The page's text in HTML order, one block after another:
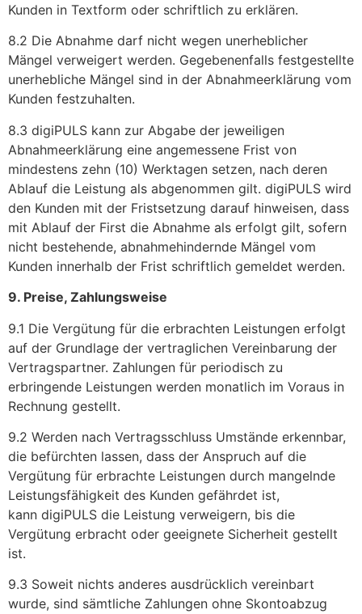
Kunden in Textform oder schriftlich zu erklären.
8.2 Die Abnahme darf nicht wegen unerheblicher
Mängel verweigert werden. Gegebenenfalls festgestellte
unerhebliche Mängel sind in der Abnahmeerklärung vom
Kunden festzuhalten.
8.3 digiPULS kann zur Abgabe der jeweiligen
Abnahmeerklärung eine angemessene Frist von
mindestens zehn (10) Werktagen setzen, nach deren
Ablauf die Leistung als abgenommen gilt. digiPULS wird
den Kunden mit der Fristsetzung darauf hinweisen, dass
mit Ablauf der First die Abnahme als erfolgt gilt, sofern
nicht bestehende, abnahmehindernde Mängel vom
Kunden innerhalb der Frist schriftlich gemeldet werden.
9. Preise, Zahlungsweise
9.1 Die Vergütung für die erbrachten Leistungen erfolgt
auf der Grundlage der vertraglichen Vereinbarung der
Vertragspartner. Zahlungen für periodisch zu
erbringende Leistungen werden monatlich im Voraus in
Rechnung gestellt.
9.2 Werden nach Vertragsschluss Umstände erkennbar,
die befürchten lassen, dass der Anspruch auf die
Vergütung für erbrachte Leistungen durch mangelnde
Leistungsfähigkeit des Kunden gefährdet ist,
kann digiPULS die Leistung verweigern, bis die
Vergütung erbracht oder geeignete Sicherheit gestellt
ist.
9.3 Soweit nichts anderes ausdrücklich vereinbart
wurde, sind sämtliche Zahlungen ohne Skontoabzug